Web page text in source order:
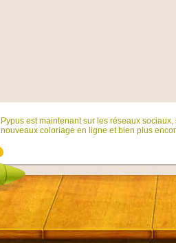
Pypus est maintenant sur ​​les réseaux
nouveaux coloriage en ligne et bien plus